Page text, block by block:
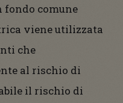
comune
viene utilizzata
che
al rischio di
il rischio di